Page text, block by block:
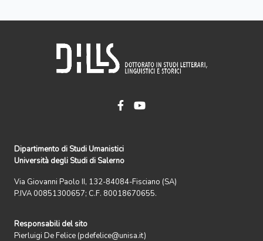
Dipartimento di Studi Umanistici
Università degli Studi di Salerno
Via Giovanni Paolo II, 132-84084-Fisciano (SA)
P.IVA 00851300657; C.F. 80018670655.
Responsabili del sito
Pierluigi De Felice (pdefelice@unisa.it)